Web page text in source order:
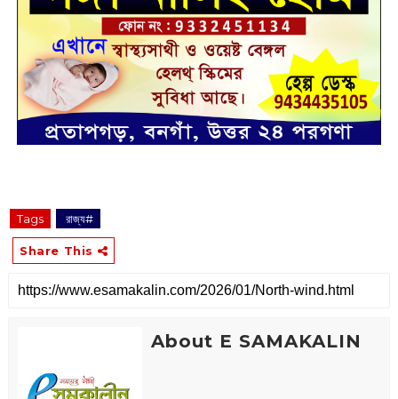
Tags ‌ রাজ্য#
Share This
About E SAMAKALIN